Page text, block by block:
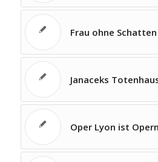
Frau ohne
Janaceks
Oper Lyon ist